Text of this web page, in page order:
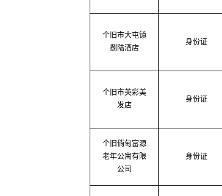
个旧市大屯镇
捌陆酒店
身份证
个旧市英彩美
发店
身份证
个旧倘甸富源
老年公寓有限
公司
身份证